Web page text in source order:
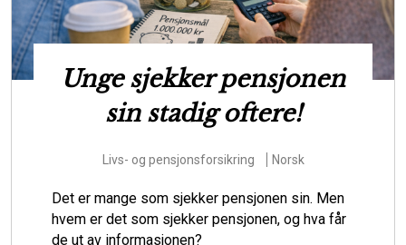
Ny rapport skal
forberede Danmark til at
hjælpe borgere i
Miljøspørsmål Risiko Dansk